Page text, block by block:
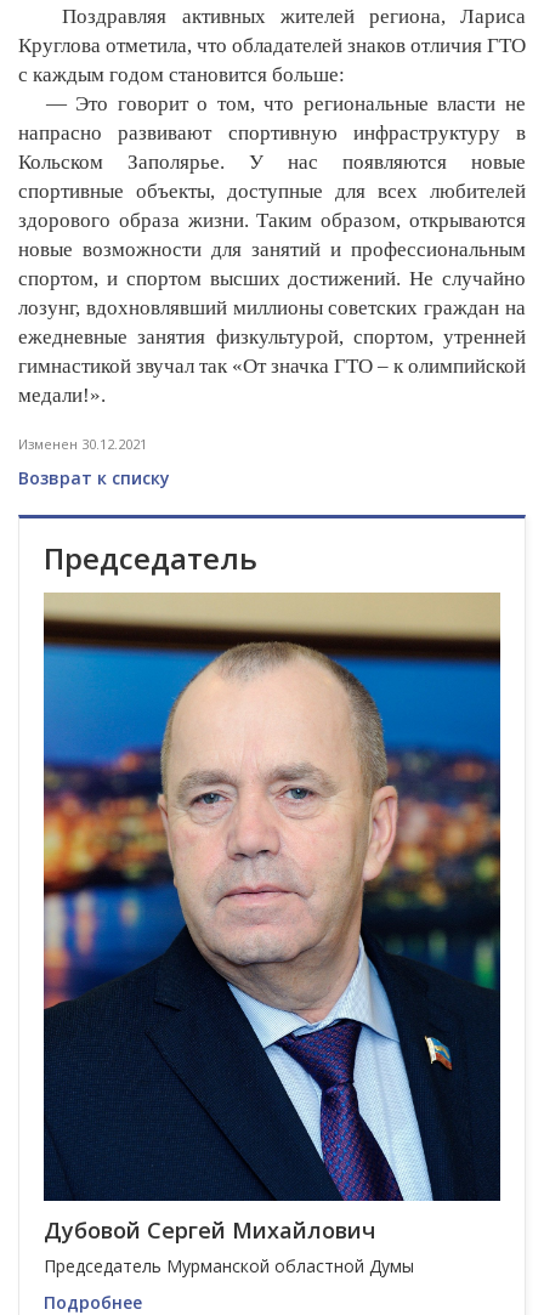
Поздравляя активных жителей региона, Лариса
Круглова отметила, что обладателей знаков отличия ГТО
с каждым годом становится больше:
— Это говорит о том, что региональные власти не
напрасно развивают спортивную инфраструктуру в
Кольском Заполярье. У нас появляются новые
спортивные объекты, доступные для всех любителей
здорового образа жизни. Таким образом, открываются
новые возможности для занятий и профессиональным
спортом, и спортом высших достижений. Не случайно
лозунг, вдохновлявший миллионы советских граждан на
ежедневные занятия физкультурой, спортом, утренней
гимнастикой звучал так «От значка ГТО – к олимпийской
медали!».
Изменен 30.12.2021
Возврат к списку
Председатель
Дубовой Сергей Михайлович
Председатель Мурманской областной Думы
Подробнее